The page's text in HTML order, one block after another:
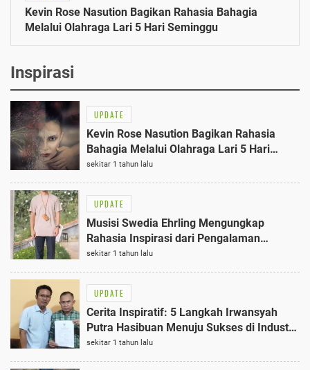
Kevin Rose Nasution Bagikan Rahasia Bahagia
Melalui Olahraga Lari 5 Hari Seminggu
Inspirasi
UPDATE
Kevin Rose Nasution Bagikan Rahasia
Bahagia Melalui Olahraga Lari 5 Hari
Seminggu
sekitar 1 tahun lalu
UPDATE
Musisi Swedia Ehrling Mengungkap
Rahasia Inspirasi dari Pengalaman
Backpacker di 7 Wilayah Indonesia 10
Tahun Lalu
sekitar 1 tahun lalu
UPDATE
Cerita Inspiratif: 5 Langkah Irwansyah
Putra Hasibuan Menuju Sukses di Industri
Musik Indonesia
sekitar 1 tahun lalu